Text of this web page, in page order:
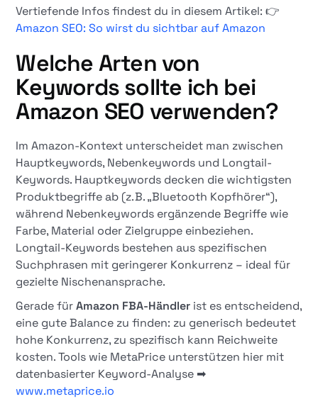
Vertiefende Infos findest du in diesem Artikel: 👉
Amazon SEO: So wirst du sichtbar auf Amazon
Welche Arten von
Keywords sollte ich bei
Amazon SEO verwenden?
Im Amazon-Kontext unterscheidet man zwischen
Hauptkeywords, Nebenkeywords und Longtail-
Keywords. Hauptkeywords decken die wichtigsten
Produktbegriffe ab (z. B. „Bluetooth Kopfhörer“),
während Nebenkeywords ergänzende Begriffe wie
Farbe, Material oder Zielgruppe einbeziehen.
Longtail-Keywords bestehen aus spezifischen
Suchphrasen mit geringerer Konkurrenz – ideal für
gezielte Nischenansprache.
Gerade fürAmazon FBA-Händler ist es entscheidend,
eine gute Balance zu finden: zu generisch bedeutet
hohe Konkurrenz, zu spezifisch kann Reichweite
kosten. Tools wie MetaPrice unterstützen hier mit
datenbasierter Keyword-Analyse ➡
www.metaprice.io